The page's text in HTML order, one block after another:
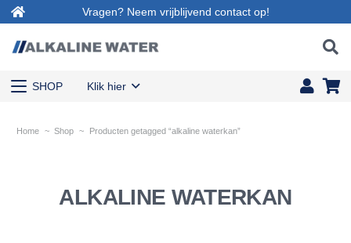
Vragen? Neem vrijblijvend contact op!
SHOP Klik hier
Home ~ Shop ~ Producten getagged “alkaline waterkan”
ALKALINE WATERKAN